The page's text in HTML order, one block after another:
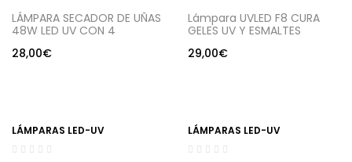
LÁMPARA SECADOR DE UÑAS
48W LED UV CON 4
GEL/GEL DE
28,00€
Lámpara UVLED F8 CURA
GELES UV Y ESMALTES
29,00€
LÁMPARAS LED-UV LÁMPARAS LED-UV